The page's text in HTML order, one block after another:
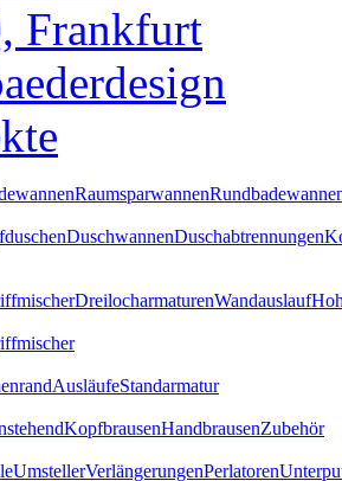
Frankfurt
Raumsparwannen
DuschwannenDuschabtrennungen
DreilocharmaturenWandauslauf
AusläufeStandarmatur
KopfbrausenHandbrausenZubehör
UmstellerVerlängerungenPerlatoren